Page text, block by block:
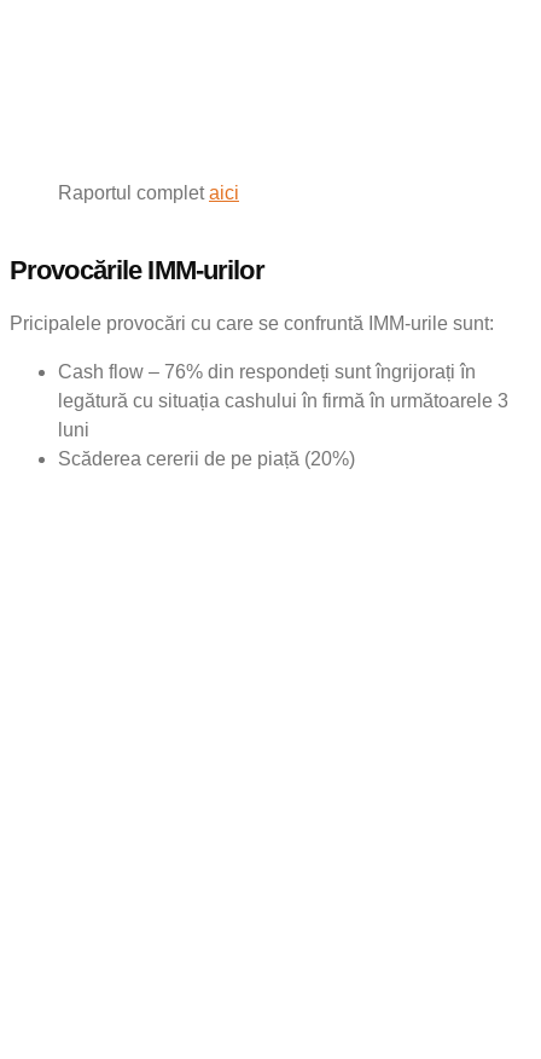
Raportul completaici
Provocările IMM-urilor
Pricipalele provocări cu care se confruntă IMM-urile sunt:
Cash flow – 76% din respondeți sunt îngrijorați în
legătură cu situația cashului în firmă în următoarele 3
luni
Scăderea cererii de pe piață (20%)